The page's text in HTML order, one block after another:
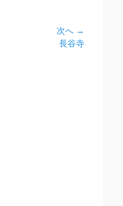
次へ →
長谷寺